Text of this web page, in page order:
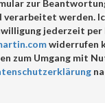
zur
verarbeitet werden.
jederzeit per
widerrufen
zum Umgang mit